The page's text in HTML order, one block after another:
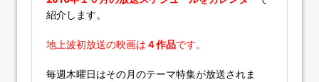
紹介します。
地上波初放送の映画は ４作品です。
毎週木曜日はその月のテーマ特集が放送されま